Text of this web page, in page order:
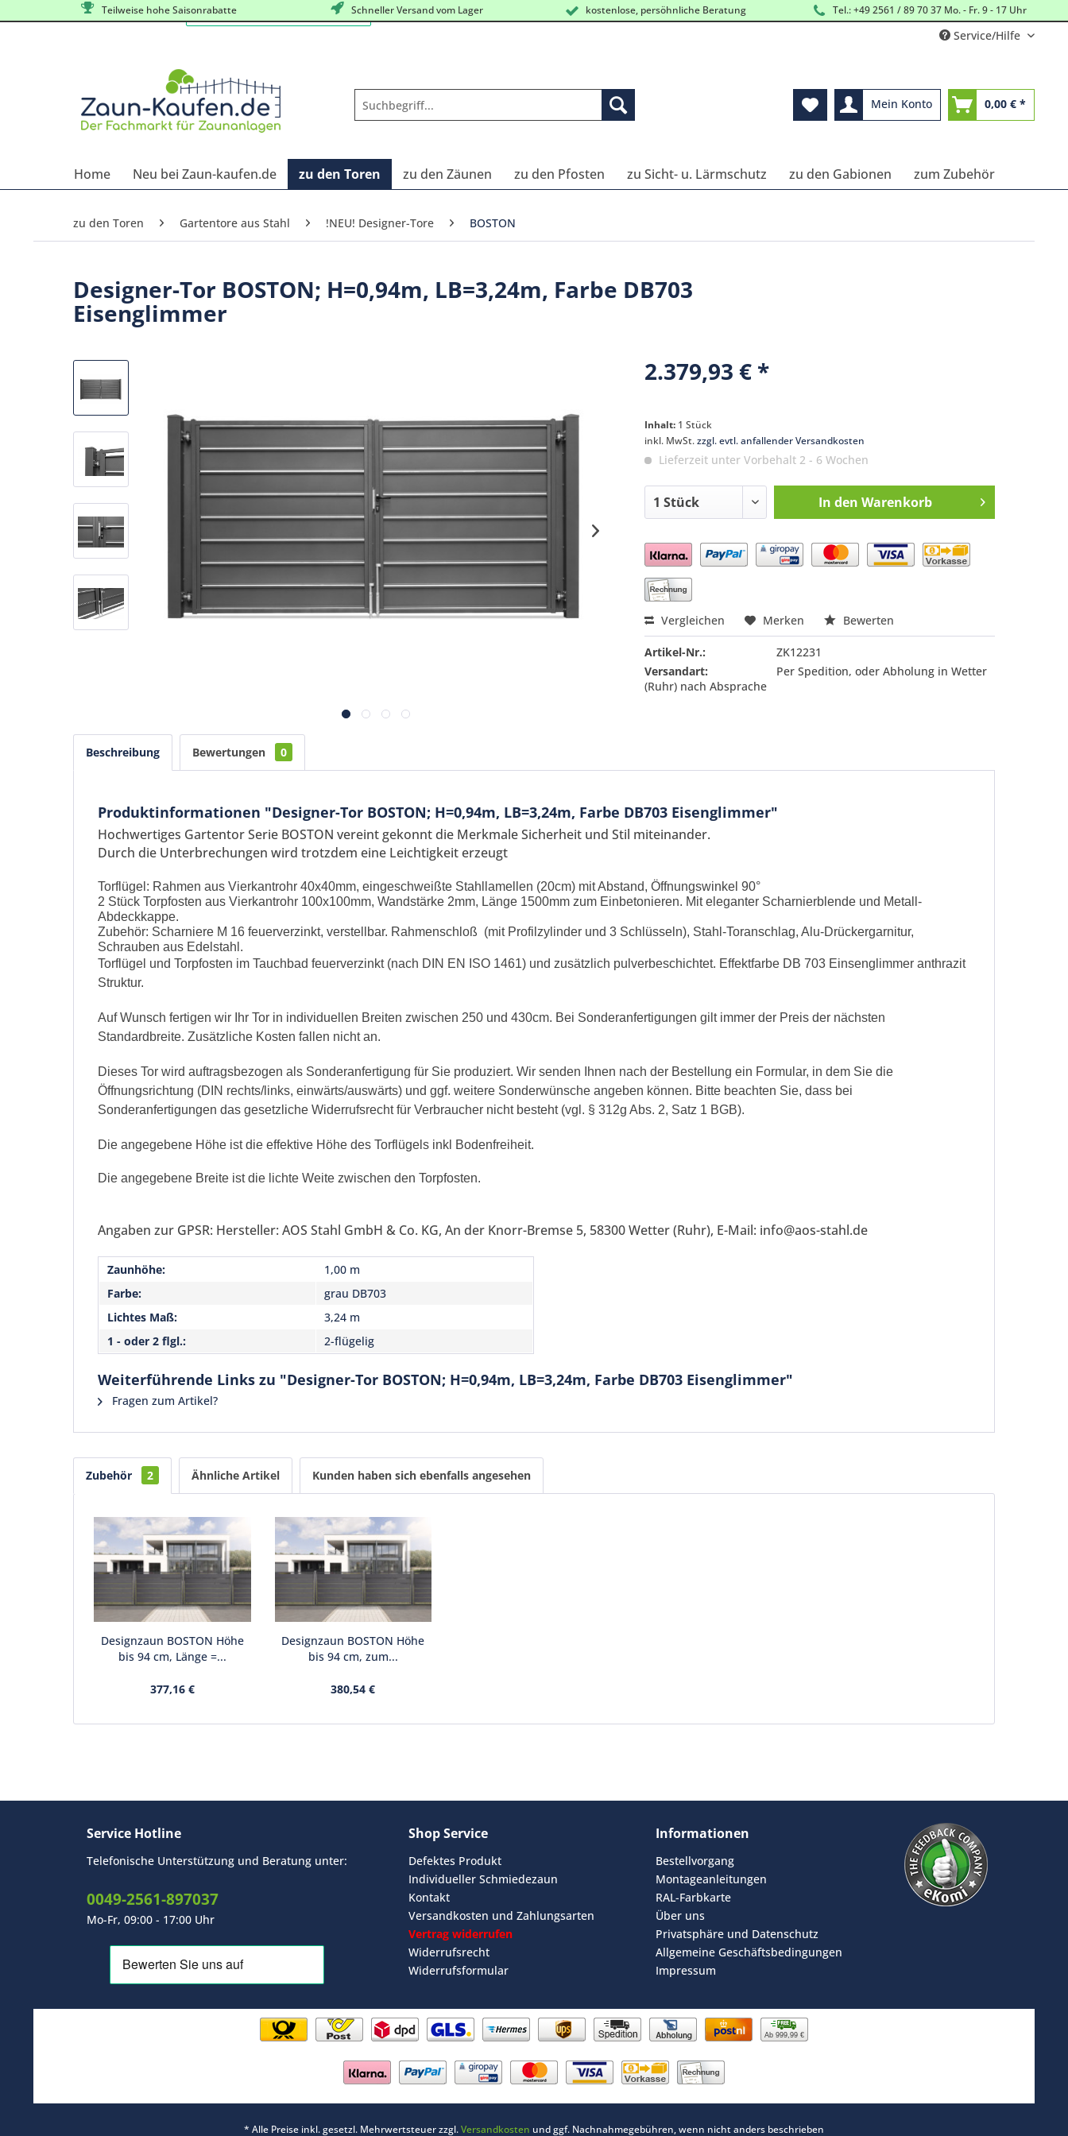
Teilweise hohe Saisonrabatte Schneller Versand vom Lager kostenlose, persöhnliche Beratung Tel.: +49 2561 / 89 70 37 Mo. - Fr. 9 - 17 Uhr
Service/Hilfe
Mein Konto 0,00 € *
Home Neu bei Zaun-kaufen.de zu den Toren zu den Zäunen zu den Pfosten zu Sicht- u. Lärmschutz zu den Gabionen zum Zubehör
zu den Toren Gartentore aus Stahl !NEU! Designer-Tore BOSTON
Designer-Tor BOSTON; H=0,94m, LB=3,24m, Farbe DB703
Eisenglimmer
2.379,93 € *
Inhalt: 1 Stück
inkl. MwSt.zzgl. evtl. anfallender Versandkosten
Lieferzeit unter Vorbehalt 2 - 6 Wochen
In den Warenkorb
Preis anfragen
Ich habe dieDatenschutzerklärunggelesen, verstanden
Vergleichen Merken Bewerten
Artikel-Nr.:
ZK12231
Versandart:
Per Spedition, oder Abholung in Wetter
(Ruhr) nach Absprache
Beschreibung Bewertungen 0
Produktinformationen "Designer-Tor BOSTON; H=0,94m, LB=3,24m, Farbe DB703 Eisenglimmer"
Hochwertiges Gartentor Serie BOSTON vereint gekonnt die Merkmale Sicherheit und Stil miteinander.
Durch die Unterbrechungen wird trotzdem eine Leichtigkeit erzeugt
Torflügel: Rahmen aus Vierkantrohr 40x40mm, eingeschweißte Stahllamellen (20cm) mit Abstand, Öffnungswinkel 90°
2 Stück Torpfosten aus Vierkantrohr 100x100mm, Wandstärke 2mm, Länge 1500mm zum Einbetonieren. Mit eleganter Scharnierblende und Metall-
Abdeckkappe.
Zubehör: Scharniere M 16 feuerverzinkt, verstellbar. Rahmenschloß (mit Profilzylinder und 3 Schlüsseln), Stahl-Toranschlag, Alu-Drückergarnitur,
Schrauben aus Edelstahl.
Torflügel und Torpfosten im Tauchbad feuerverzinkt (nach DIN EN ISO 1461) und zusätzlich pulverbeschichtet. Effektfarbe DB 703 Einsenglimmer anthrazit
Struktur.
Auf Wunsch fertigen wir Ihr Tor in individuellen Breiten zwischen 250 und 430cm. Bei Sonderanfertigungen gilt immer der Preis der nächsten
Standardbreite. Zusätzliche Kosten fallen nicht an.
Dieses Tor wird auftragsbezogen als Sonderanfertigung für Sie produziert. Wir senden Ihnen nach der Bestellung ein Formular, in dem Sie die
Öffnungsrichtung (DIN rechts/links, einwärts/auswärts) und ggf. weitere Sonderwünsche angeben können. Bitte beachten Sie, dass bei
Sonderanfertigungen das gesetzliche Widerrufsrecht für Verbraucher nicht besteht (vgl. § 312g Abs. 2, Satz 1 BGB).
Die angegebene Höhe ist die effektive Höhe des Torflügels inkl Bodenfreiheit.
Die angegebene Breite ist die lichte Weite zwischen den Torpfosten.
Angaben zur GPSR: Hersteller: AOS Stahl GmbH & Co. KG, An der Knorr-Bremse 5, 58300 Wetter (Ruhr), E-Mail: info@aos-stahl.de
Zaunhöhe:
1,00 m
Farbe:
grau DB703
Lichtes Maß:
3,24 m
1 - oder 2 flgl.:
2-flügelig
Weiterführende Links zu "Designer-Tor BOSTON; H=0,94m, LB=3,24m, Farbe DB703 Eisenglimmer"
Fragen zum Artikel?
Zubehör 2 Ähnliche Artikel Kunden haben sich ebenfalls angesehen
Designzaun BOSTON Höhe
bis 94 cm, Länge =...
377,16 €
Designzaun BOSTON Höhe
bis 94 cm, zum...
380,54 €
Service Hotline
Telefonische Unterstützung und Beratung unter:
0049-2561-897037
Mo-Fr, 09:00 - 17:00 Uhr
Shop Service
Defektes Produkt
Individueller Schmiedezaun
Kontakt
Versandkosten und Zahlungsarten
Vertrag widerrufen
Widerrufsrecht
Widerrufsformular
Informationen
Bestellvorgang
Montageanleitungen
RAL-Farbkarte
Über uns
Privatsphäre und Datenschutz
Allgemeine Geschäftsbedingungen
Impressum
Ab 999,99 €
* Alle Preise inkl. gesetzl. Mehrwertsteuer zzgl.Versandkosten und ggf. Nachnahmegebühren, wenn nicht anders beschrieben